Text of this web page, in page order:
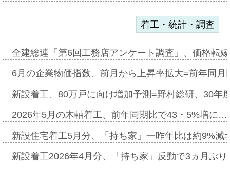
着工・統計・調査
全建総連「第6回工務店アンケート調査」、価格転
6月の企業物価指数、前月から上昇率拡大=前年同
新設着工、80万戸に向け増加予測=野村総研、30年
2026年5月の木軸着工、前年同期比で43・5%増に…
新設住宅着工5月分、「持ち家」一昨年比は約9%
新設着工2026年4月分、「持ち家」反動で3ヵ月ぶ